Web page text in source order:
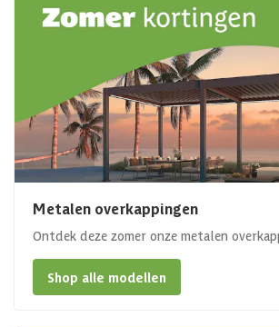
Metalen overkappingen
Ontdek deze zomer onze metalen
Shop alle modellen